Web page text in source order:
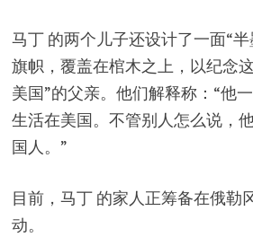
马丁 的两个儿子还设计了一面“
旗帜，覆盖在棺木之上，以纪念
美国”的父亲。他们解释称：“他
生活在美国。不管别人怎么说，
国人。”
目前，马丁 的家人正筹备在俄勒
动。